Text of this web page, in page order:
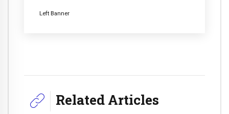
Left Banner
Related Articles